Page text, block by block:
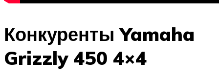
Конкуренты Yamaha
Grizzly 450 4×4